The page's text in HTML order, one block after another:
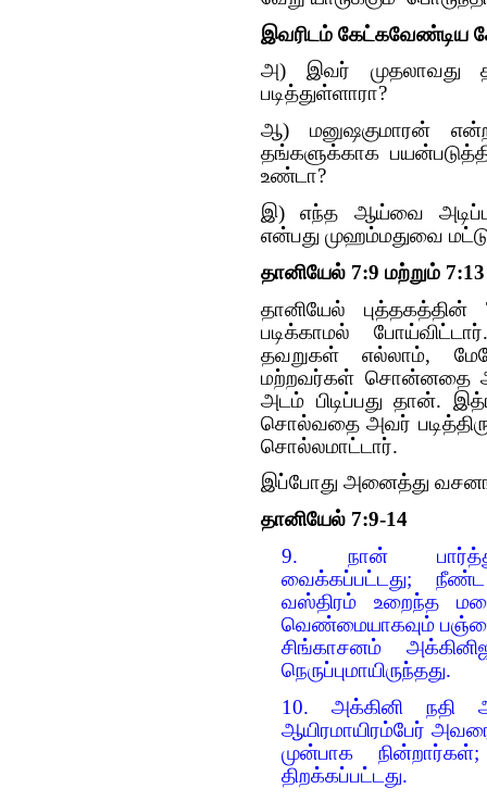
இவரிடம் கேட்கவேண்டிய
அ) இவர் முதலாவது
படித்துள்ளாரா?
ஆ) மனுஷகுமாரன் என்ற
தங்களுக்காக
உண்டா?
இ) எந்த ஆய்வை
என்பது முஹம்மதுவை
தானியேல் 7:9 மற்றும் 7:13
தானியேல்
படிக்காமல்
தவறுகள் எல்லாம்,
மற்றவர்கள் சொன்னதை
அடம் பிடிப்பது தான்.
சொல்வதை அவர்
சொல்லமாட்டார்.
இப்போது அனைத்து
தானியேல் 7:9-14
9. நான்
வைக்கப்பட்டது; நீண்ட
வஸ்திரம் உறைந்த
வெண்மையாகவும்
சிங்காசனம்
நெருப்புமாயிருந்தது.
10. அக்கினி நதி
ஆயிரமாயிரம்பேர்
முன்பாக
திறக்கப்பட்டது.